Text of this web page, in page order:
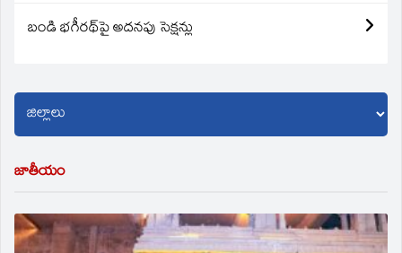
బండి భగీరథ్‌పై అదనపు సెక్షన్లు
జాతీయం